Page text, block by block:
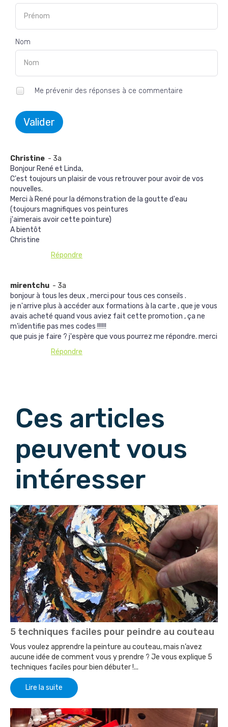
Nom
Me prévenir des réponses à ce commentaire
Valider
Christine - 3a
Bonjour René et Linda,
C'est toujours un plaisir de vous retrouver pour avoir de vos
nouvelles.
Merci à René pour la démonstration de la goutte d'eau
(toujours magnifiques vos peintures
j'aimerais avoir cette pointure)
A bientôt
Christine
Répondre
mirentchu - 3a
bonjour à tous les deux , merci pour tous ces conseils .
je n'arrive plus à accéder aux formations à la carte , que je vous
avais acheté quand vous aviez fait cette promotion , ça ne
m'identifie pas mes codes !!!!!!
que puis je faire ? j'espère que vous pourrez me répondre. merci
Répondre
Ces articles
peuvent vous
intéresser
5 techniques faciles pour peindre au couteau
Vous voulez apprendre la peinture au couteau, mais n’avez
aucune idée de comment vous y prendre ? Je vous explique 5
techniques faciles pour bien débuter !...
Lire la suite